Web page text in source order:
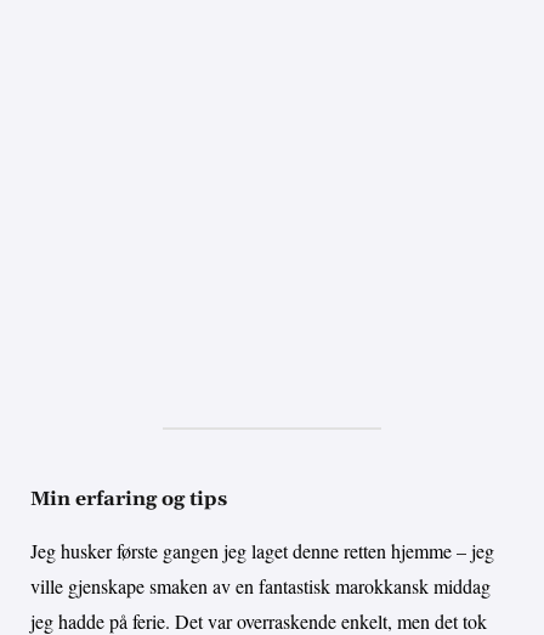
Min erfaring og tips
Jeg husker første gangen jeg laget denne retten hjemme – jeg
ville gjenskape smaken av en fantastisk marokkansk middag
jeg hadde på ferie. Det var overraskende enkelt, men det tok